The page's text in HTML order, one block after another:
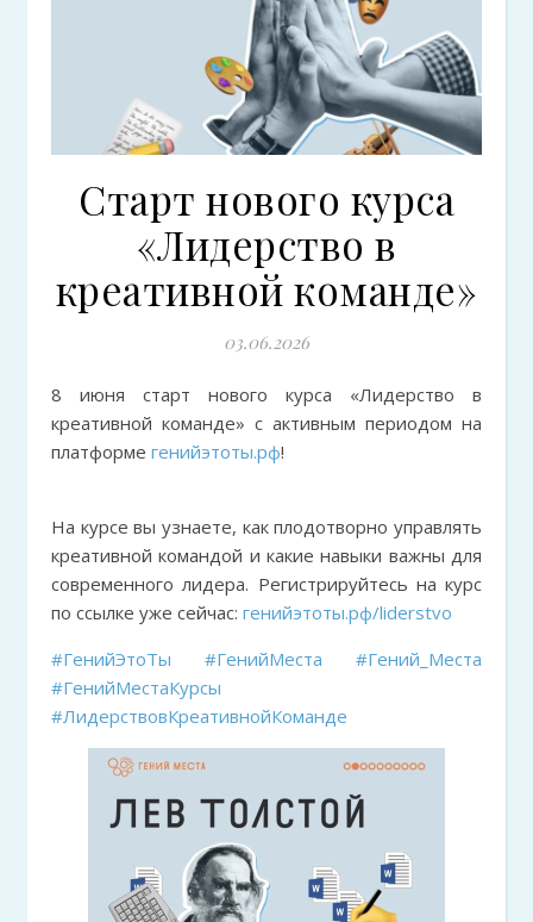
Старт нового курса
«Лидерство в
креативной команде»
03.06.2026
8 июня старт нового курса «Лидерство в
креативной команде» с активным периодом на
платформе генийэтоты.рф!
На курсе вы узнаете, как плодотворно управлять
креативной командой и какие навыки важны для
современного лидера. Регистрируйтесь на курс
по ссылке уже сейчас: генийэтоты.рф/liderstvo
#ГенийЭтоТы
#ГенийМеста
#Гений_Места
#ГенийМестаКурсы
#ЛидерствовКреативнойКоманде